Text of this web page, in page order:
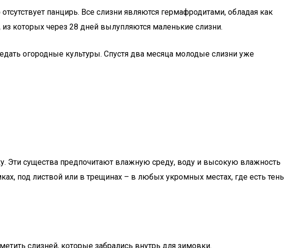
панцирь. Все слизни являются гермафродитами, обладая как
которых через 28 дней вылупляются маленькие слизни.
огородные культуры. Спустя два месяца молодые слизни уже
Эти существа предпочитают влажную среду, воду и высокую влажность
под листвой или в трещинах – в любых укромных местах, где есть тень
слизней, которые забрались внутрь для зимовки.